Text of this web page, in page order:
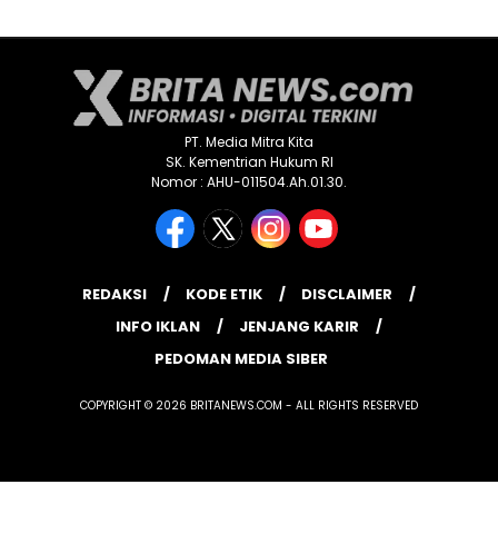
PT. Media Mitra Kita
SK. Kementrian Hukum RI
Nomor : AHU-011504.Ah.01.30.
REDAKSI KODE ETIK
DISCLAIMER
INFO IKLAN
JENJANG KARIR
PEDOMAN MEDIA SIBER
COPYRIGHT © 2026 BRITANEWS.COM - ALL RIGHTS RESERVED